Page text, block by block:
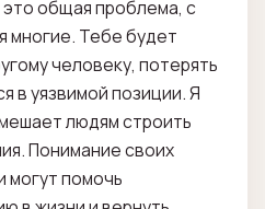
общая проблема, с
многие. Тебе будет
человеку, потерять
в уязвимой позиции. Я
людям строить
Понимание своих
могут помочь